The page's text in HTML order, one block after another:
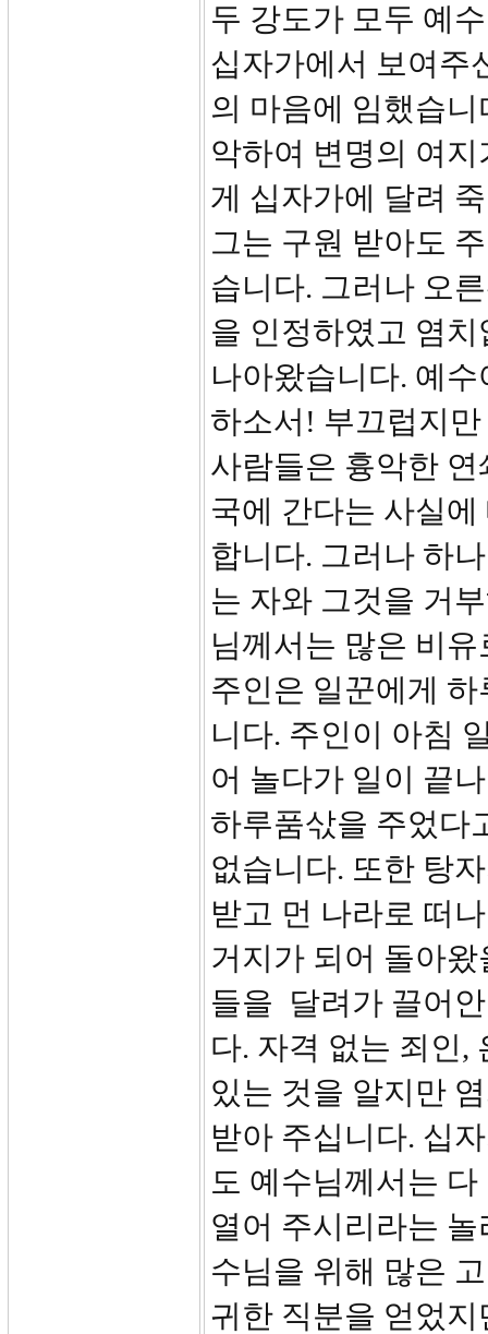
두 강도가 모두 예
십자가에서 보여주
의 마음에 임했습
악하여 변명의 여
게 십자가에 달려
그는 구원 받아도
습니다. 그러나 오
을 인정하였고 염
나아왔습니다. 예
하소서! 부끄럽지
사람들은 흉악한
국에 간다는 사실
합니다. 그러나 하
는 자와 그것을 거
님께서는 많은 비
주인은 일꾼에게
니다. 주인이 아침
어 놀다가 일이 끝
하루품삯을 주었다
없습니다. 또한 탕
받고 먼 나라로 떠
거지가 되어 돌아
들을 달려가 끌어
다. 자격 없는 죄인,
있는 것을 알지만
받아 주십니다. 십
도 예수님께서는
열어 주시리라는
수님을 위해 많은
귀한 직분을 얻었